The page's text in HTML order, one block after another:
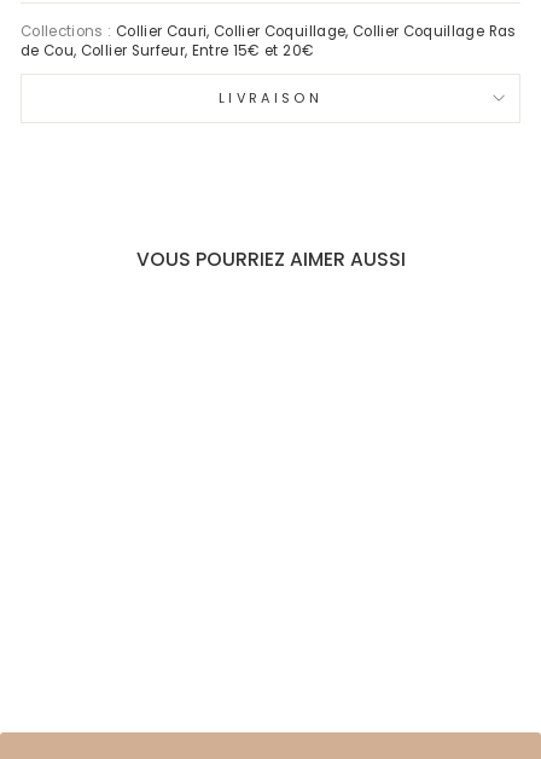
Collections : Collier Cauri,Collier Coquillage, Collier Coquillage Ras
de Cou, Collier Surfeur, Entre 15€ et 20€
LIVRAISON
VOUS POURRIEZ AIMER AUSSI